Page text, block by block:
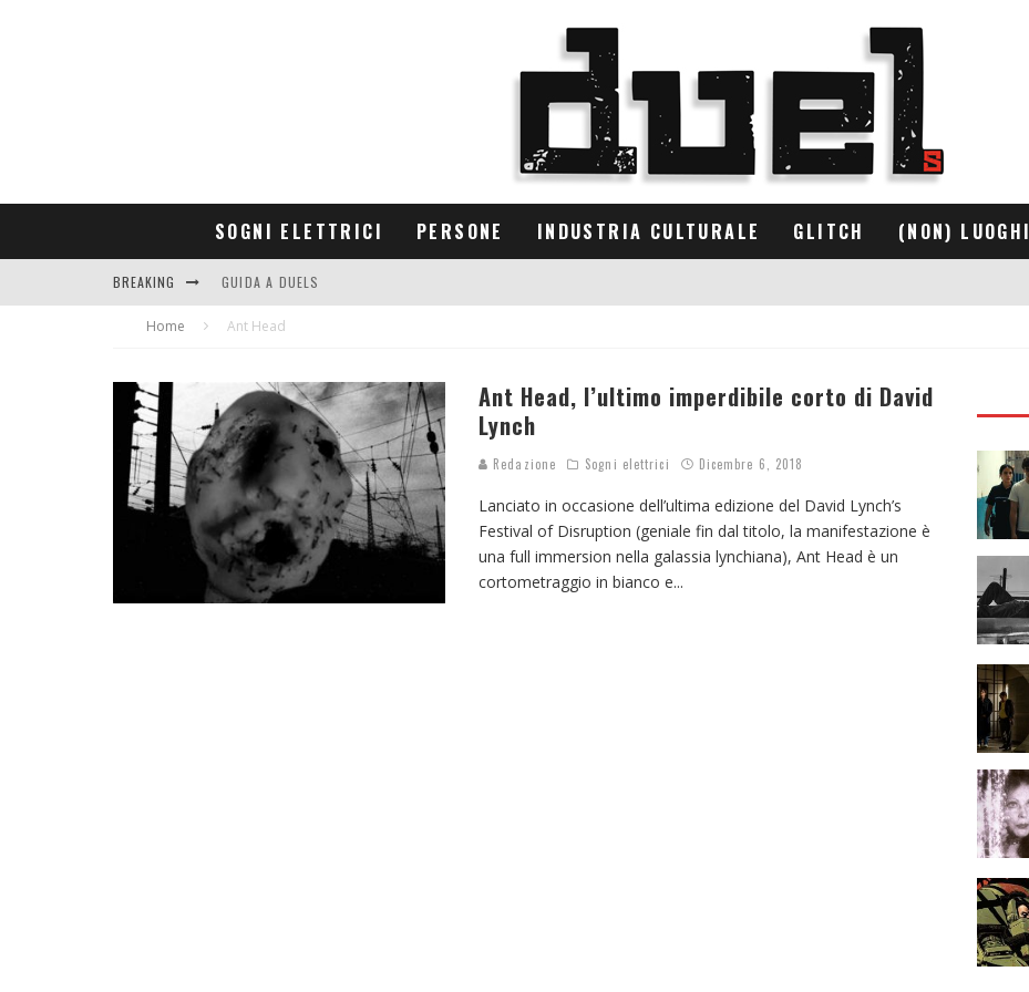
SOGNI ELETTRICI PERSONE INDUSTRIA CULTURALE GLITCH (NON) LUOGHI
BREAKING GUIDA A DUELS
CONTRIBUTORS
Home Ant Head
Ant Head, l’ultimo imperdibile corto di David
Lynch
Redazione Sogni elettrici Dicembre 6, 2018
Lanciato in occasione dell’ultima edizione del David Lynch’s
Festival of Disruption (geniale fin dal titolo, la manifestazione è
una full immersion nella galassia lynchiana), Ant Head è un
cortometraggio in bianco e...